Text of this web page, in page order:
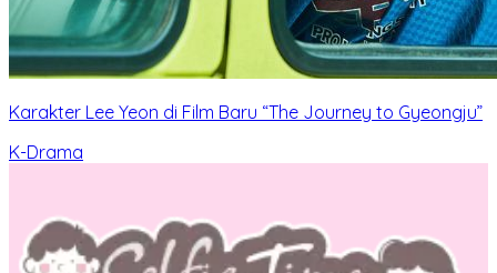
Karakter Lee Yeon di Film Baru “The Journey to Gyeongju”
K-Drama